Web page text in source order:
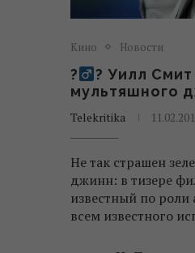
Кино Новости
?‍
? Уилл
мультяшного
Telekritika
Не так страшен
джинн: в тизере
известный по роли
всем известного